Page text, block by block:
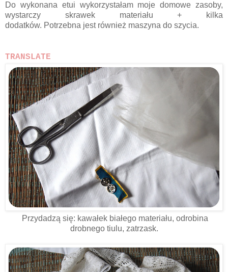
Do wykonana etui wykorzystałam moje domowe zasoby,
wystarczy skrawek materiału + kilka
dodatków. Potrzebna jest również maszyna do szycia.
TRANSLATE
Przydadzą się: kawałek białego materiału, odrobina
drobnego tiulu, zatrzask.